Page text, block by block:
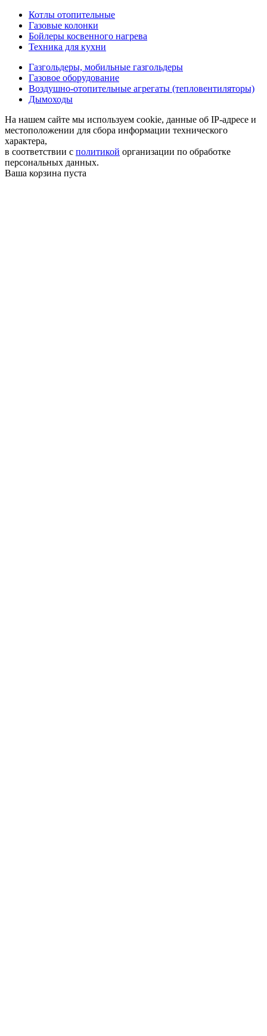
Котлы отопительные
Газовые колонки
Бойлеры косвенного нагрева
Техника для кухни
Газгольдеры, мобильные газгольдеры
Газовое оборудование
Воздушно-отопительные агрегаты (тепловентиляторы)
Дымоходы
На нашем сайте мы используем cookie, данные об IP-адресе и
местоположении для сбора информации технического
характера,
в соответствии с политикой организации по обработке
персональных данных.
Ваша корзина пуста